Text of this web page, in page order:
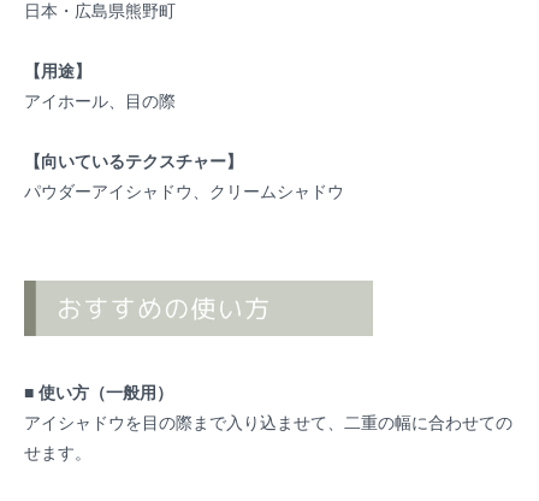
日本・広島県熊野町
【用途】
アイホール、目の際
【向いているテクスチャー】
パウダーアイシャドウ、クリームシャドウ
■ 使い方（一般用）
アイシャドウを目の際まで入り込ませて、二重の幅に合わせての
せます。